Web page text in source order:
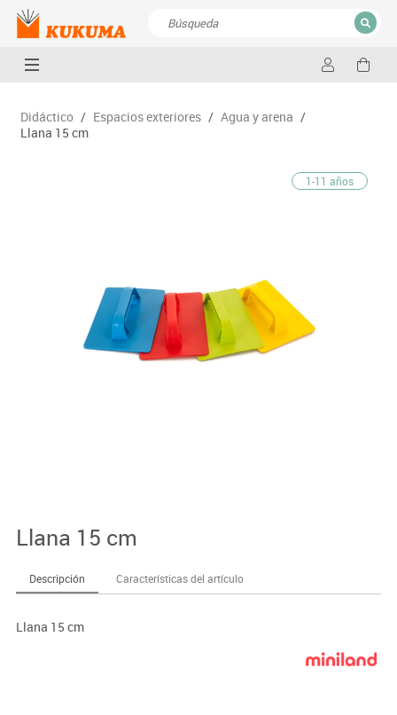
CERRAR
Didáctico / Espacios exteriores / Agua y arena /
Llana 15 cm
1-11 años
Llana 15 cm
Descripción Características del artículo
Llana 15 cm